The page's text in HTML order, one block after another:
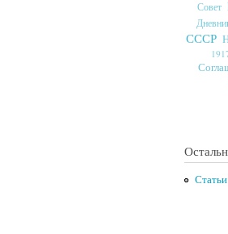
Совет
СССР
Статьи